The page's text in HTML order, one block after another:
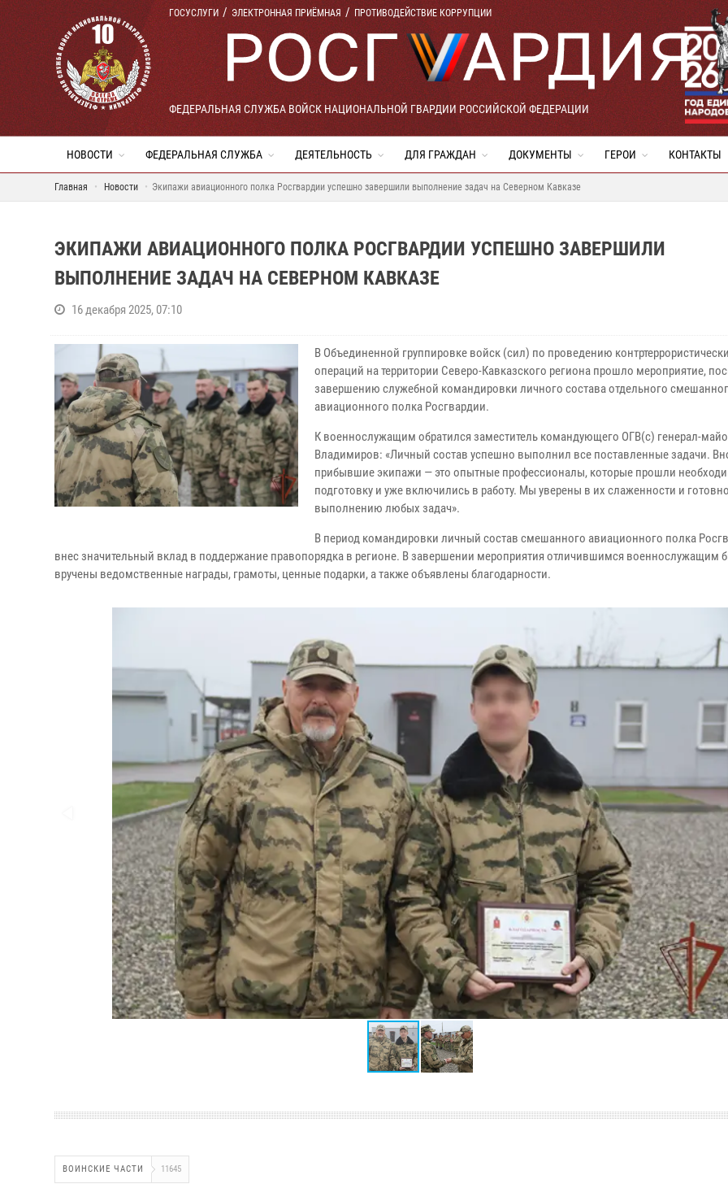
ГОСУСЛУГИ ЭЛЕКТРОННАЯ ПРИЁМНАЯ ПРОТИВОДЕЙСТВИЕ КОРРУПЦИИ
ФЕДЕРАЛЬНАЯ СЛУЖБА ВОЙСК НАЦИОНАЛЬНОЙ ГВАРДИИ РОССИЙСКОЙ ФЕДЕРАЦИИ
НОВОСТИ ФЕДЕРАЛЬНАЯ СЛУЖБА ДЕЯТЕЛЬНОСТЬ ДЛЯ ГРАЖДАН ДОКУМЕНТЫ ГЕРОИ КОНТАКТЫ
Главная Новости Экипажи авиационного полка Росгвардии успешно завершили выполнение задач на Северном Кавказе
ЭКИПАЖИ АВИАЦИОННОГО ПОЛКА РОСГВАРДИИ УСПЕШНО ЗАВЕРШИЛИ
ВЫПОЛНЕНИЕ ЗАДАЧ НА СЕВЕРНОМ КАВКАЗЕ
16 декабря 2025, 07:10
В Объединенной группировке войск (сил) по проведению
операций на территории Северо-Кавказского региона прошло мероприятие,
завершению служебной командировки личного состава отдельного
авиационного полка Росгвардии.
К военнослужащим обратился заместитель командующего ОГВ(с) генерал-
Владимиров: «Личный состав успешно выполнил все поставленные задачи.
прибывшие экипажи — это опытные профессионалы, которые прошли
подготовку и уже включились в работу. Мы уверены в их слаженности и
выполнению любых задач».
В период командировки личный состав смешанного авиационного полка
внес значительный вклад в поддержание правопорядка в регионе. В завершении мероприятия отличившимся военнослужащим
вручены ведомственные награды, грамоты, ценные подарки, а также объявлены благодарности.
ВОИНСКИЕ ЧАСТИ 11645